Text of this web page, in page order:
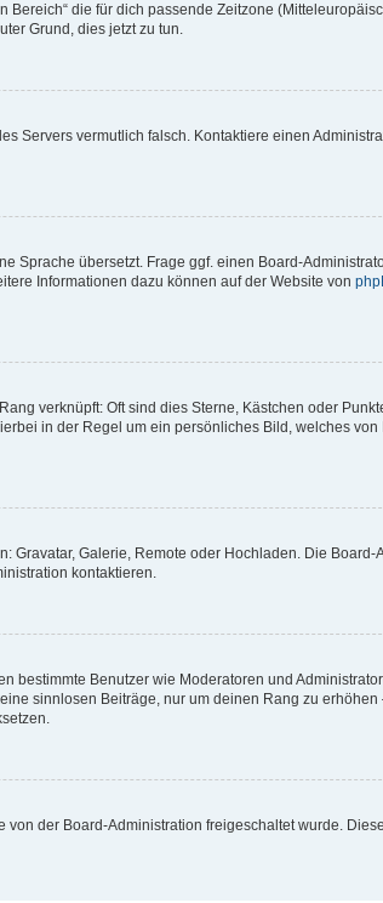
die für dich passende Zeitzone
Grund, dies jetzt zu tun.
Servers vermutlich falsch. Kontaktiere einen
Sprache übersetzt. Frage ggf. einen Board-
Informationen dazu können auf der Website von
verknüpft: Oft sind dies Sterne, Kästchen oder
in der Regel um ein persönliches Bild, welches
Gravatar, Galerie, Remote oder Hochladen. Die
kontaktieren.
bestimmte Benutzer wie Moderatoren und
sinnlosen Beiträge, nur um deinen Rang zu
der Board-Administration freigeschaltet wurde.